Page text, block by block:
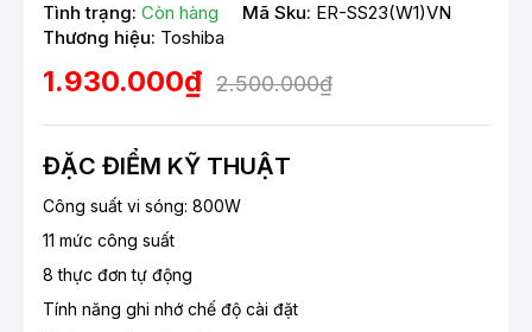
Tình trạng: Còn hàng Mã Sku: ER-SS23(W1)VN
Thương hiệu: Toshiba
1.930.000₫ 2.500.000₫
ĐẶC ĐIỂM KỸ THUẬT
Công suất vi sóng: 800W
11 mức công suất
8 thực đơn tự động
Tính năng ghi nhớ chế độ cài đặt